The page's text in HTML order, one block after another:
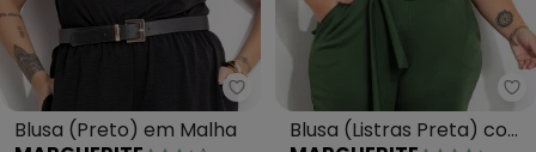
Marguerite - Blusa (Preto) em
Blusa (Preto) em Malha
Blusa (Listras Preta) com